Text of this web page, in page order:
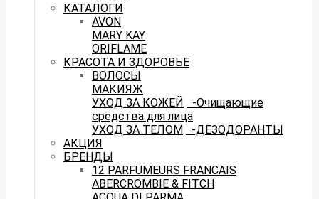
КАТАЛОГИ
AVON
MARY KAY
ORIFLAME
КРАСОТА И ЗДОРОВЬЕ
ВОЛОСЫ
МАКИЯЖ
УХОД ЗА КОЖЕЙ
-Очищающие
средства для лица
УХОД ЗА ТЕЛОМ
-ДЕЗОДОРАНТЫ
АКЦИЯ
БРЕНДЫ
12 PARFUMEURS FRANCAIS
ABERCROMBIE & FITCH